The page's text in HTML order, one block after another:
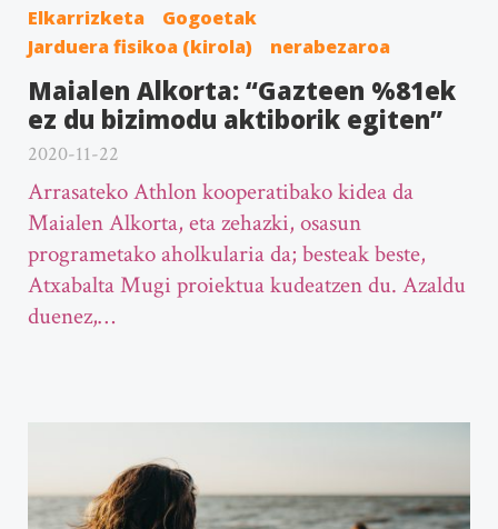
Elkarrizketa
Gogoetak
Jarduera fisikoa (kirola)
nerabezaroa
Maialen Alkorta: “Gazteen %81ek
ez du bizimodu aktiborik egiten”
2020-11-22
Arrasateko Athlon kooperatibako kidea da
Maialen Alkorta, eta zehazki, osasun
programetako aholkularia da; besteak beste,
Atxabalta Mugi proiektua kudeatzen du. Azaldu
duenez,…